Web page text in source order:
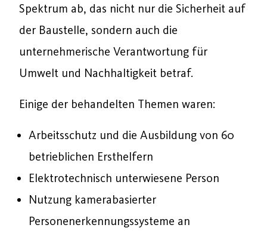
Spektrum ab, das nicht nur die Sicherheit auf
der Baustelle, sondern auch die
unternehmerische Verantwortung für
Umwelt und Nachhaltigkeit betraf.
Einige der behandelten Themen waren:
Arbeitsschutz und die Ausbildung von 60
betrieblichen Ersthelfern
Elektrotechnisch unterwiesene Person
Nutzung kamerabasierter
Personenerkennungssysteme an